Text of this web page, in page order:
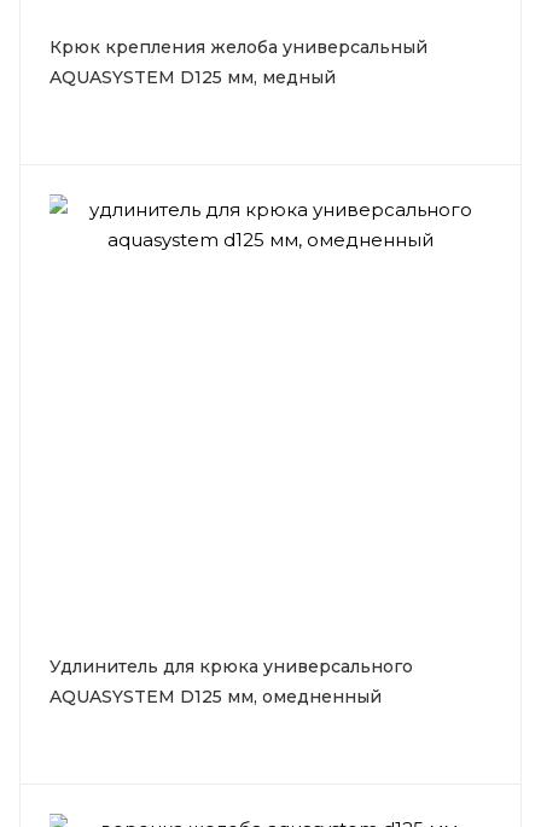
Крюк крепления желоба универсальный
AQUASYSTEM D125 мм, медный
Удлинитель для крюка универсального
AQUASYSTEM D125 мм, омедненный